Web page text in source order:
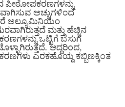
ಪೀಠೋಪಕರಣಗಳನ್ನು
ಅಚ್ಚುಗಳಿಂದ
ಅಲ್ಯೂಮಿನಿಯಂ
ಮತ್ತು ಹೆಚ್ಚಿನ
ಒಟ್ಟಿಗೆ ಬೆಸುಗೆ
ಆದ್ದರಿಂದ,
ಎರಕಹೊಯ್ದ ಕಬ್ಬಿಣಕ್ಕಿಂತ